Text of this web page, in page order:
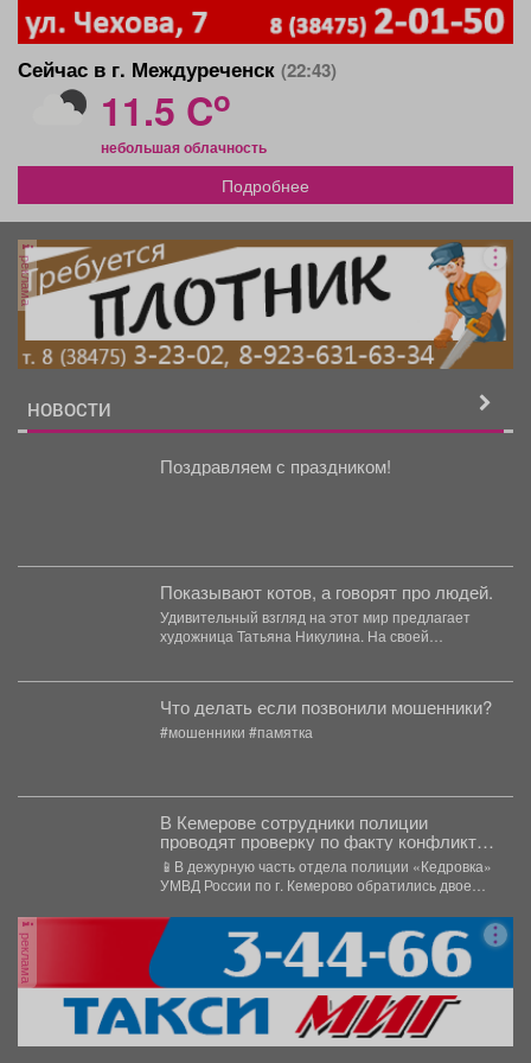
Сейчас в г. Междуреченск (22:43)
11.5 Co
небольшая облачность
Подробнее
реклама
НОВОСТИ
Поздравляем с праздником!
Показывают котов, а говорят про людей.
Удивительный взгляд на этот мир предлагает
художница Татьяна Никулина. На своей
Что делать если позвонили мошенники?
#мошенники #памятка
В Кемерове сотрудники полиции
проводят проверку по факту конфликта
между двумя местными жителями
📱В дежурную часть отдела полиции «Кедровка»
УМВД России по г. Кемерово обратились двое
реклама